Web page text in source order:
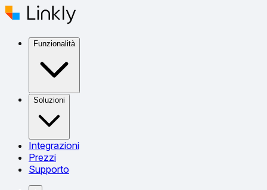
Funzionalità
Soluzioni
Integrazioni
Prezzi
Supporto